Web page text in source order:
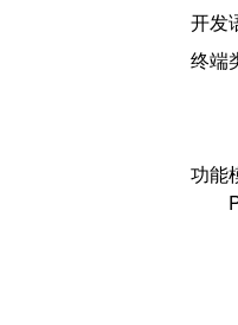
开发
终端
功能